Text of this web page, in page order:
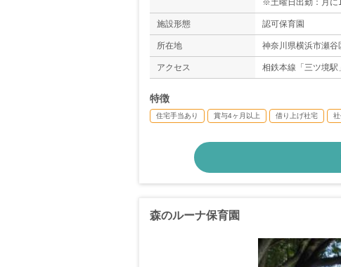
※土曜日出勤：月に
◇年末年始休暇（6
◇有給休暇
◇産休育休制度（取
＊年間休日数108日
施設形態 認可保育園
所在地 神奈川県横浜市瀬
アクセス 相鉄本線「三ツ境
特徴
住宅手当あり 賞与4ヶ月以上 借り上げ社宅 社
森のルーナ保育園